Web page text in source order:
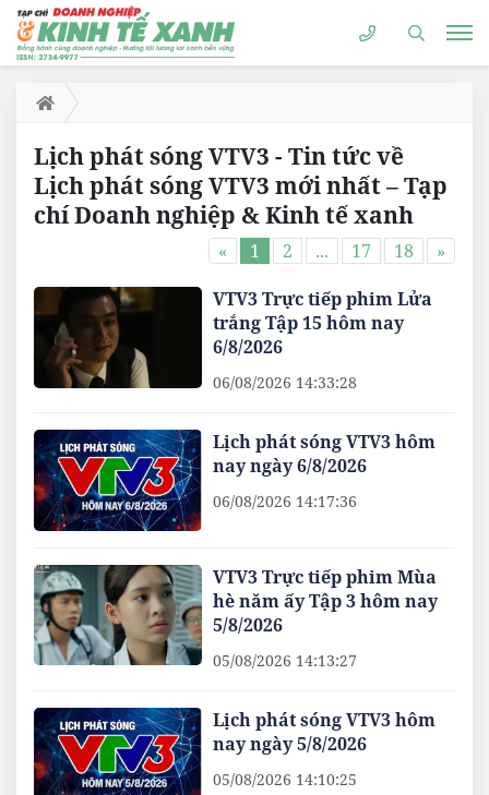
Lịch phát sóng VTV3 - Tin tức về
Lịch phát sóng VTV3 mới nhất – Tạp
chí Doanh nghiệp & Kinh tế xanh
« 1 2 ... 17 18 »
VTV3 Trực tiếp phim Lửa
trắng Tập 15 hôm nay
6/8/2026
06/08/2026 14:33:28
Lịch phát sóng VTV3 hôm
nay ngày 6/8/2026
06/08/2026 14:17:36
VTV3 Trực tiếp phim Mùa
hè năm ấy Tập 3 hôm nay
5/8/2026
05/08/2026 14:13:27
Lịch phát sóng VTV3 hôm
nay ngày 5/8/2026
05/08/2026 14:10:25